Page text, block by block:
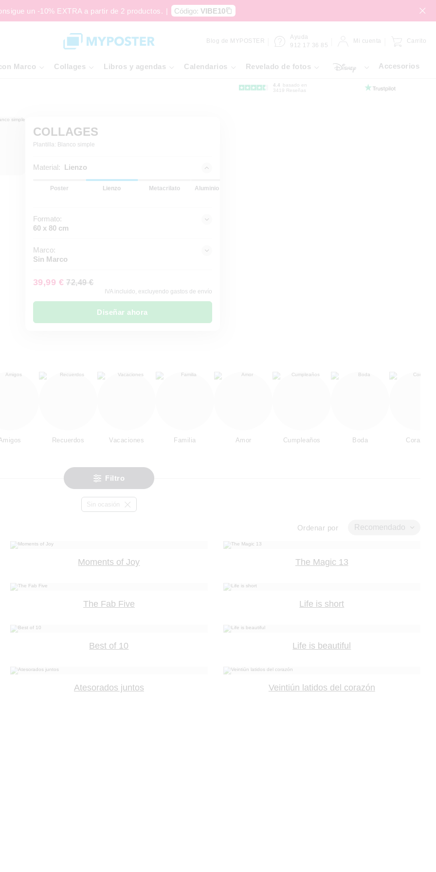
un -10% EXTRA a partir de 2 productos. | Código: VIBE10
Blog de MYPOSTER
Ayuda
912 17 36 85
Mi cuenta Carrito
Marco Collages Libros y agendas Calendarios Revelado de fotos Accesorios
4.4
basado en
3419 Reseñas
COLLAGES
Plantilla: Blanco simple
Material: Lienzo
Poster Lienzo Metacrilato Aluminio dibond
Formato:
60 x 80 cm
Marco:
Sin Marco
39,99 € 72,49 €
IVA incluido, excluyendo gastos de envío
Diseñar ahora
Recuerdos Vacaciones Familia Amor Cumpleaños Boda Corazón
Filtro
Sin ocasión
Ordenar por Recomendado
Moments of Joy The Magic 13
The Fab Five Life is short
Best of 10 Life is beautiful
Atesorados juntos Veintiún latidos del corazón